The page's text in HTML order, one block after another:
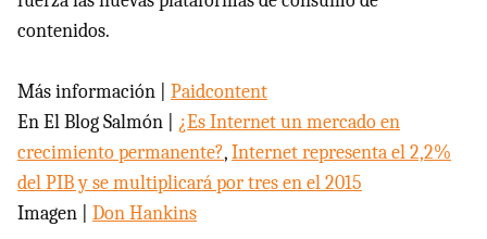
contenidos.
Más información | Paidcontent
En El Blog Salmón | ¿Es Internet un mercado en
crecimiento permanente?,Internet representa el 2,2%
delPIBy se multiplicará por tres en el 2015
Imagen | Don Hankins